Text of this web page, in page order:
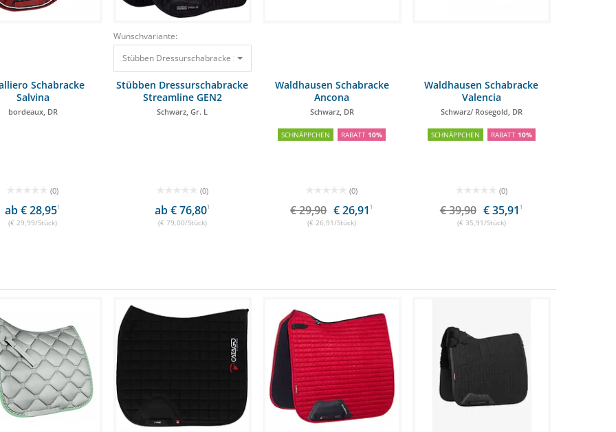
Schabracke
Salvina
bordeaux, DR
(0)
ab € 28,951
(€ 29,99/Stück)
Wunschvariante:
Stübben Dressurschabracke Streamline GEN2 Schwarz, Gr. L 79,00 €
Stübben Dressurschabracke
Streamline GEN2
Schwarz, Gr. L
(0)
ab € 76,801
(€ 79,00/Stück)
Waldhausen Schabracke
Ancona
Schwarz, DR
SCHNÄPPCHEN RABATT 10%
(0)
€ 29,90 € 26,91 1
(€ 26,91/Stück)
Waldhausen Schabracke
Valencia
Schwarz/ Rosegold, DR
SCHNÄPPCHEN RABATT 10%
(0)
€ 39,90 € 35,91 1
(€ 35,91/Stück)